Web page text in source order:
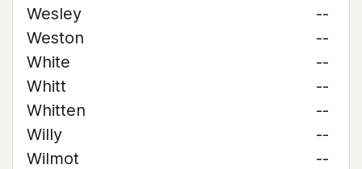
Wesley
--
Weston
--
White
--
Whitt
--
Whitten
--
Willy
--
Wilmot
--